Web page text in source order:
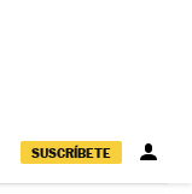
SUSCRÍBETE